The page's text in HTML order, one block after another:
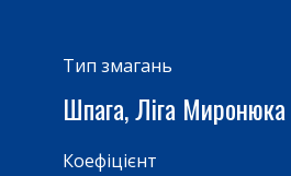
Тип змагань
Шпага, Ліга Миронюка
Коефіцієнт